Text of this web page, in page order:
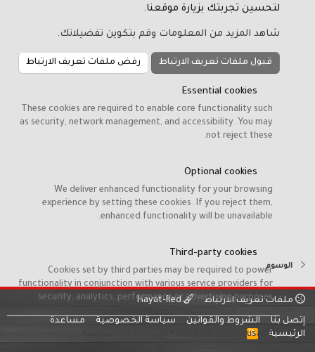
الوسوم
ملفات تعريف الارتباط
إتصل بنا الشروط والقوانين سياسة الخصوصية
مساعدة
الرئيسية
R
لتحسين تجربتك بزيارة موقعنا.
شاهد المزيد من المعلومات وقم بتكوين تفضيلاتك.
قبول ملفات تعريف الارتباط رفض ملفات تعريف الارتباط
Essential cookies
These cookies are required to enable core functionality such
as security, network management, and accessibility. You may
not reject these.
Optional cookies
We deliver enhanced functionality for your browsing
experience by setting these cookies. If you reject them,
enhanced functionality will be unavailable.
Third-party cookies
Cookies set by third parties may be required to power
functionality in conjunction with various service providers for
security, analytics, performance or advertising purposes.
Detailed cookie usage